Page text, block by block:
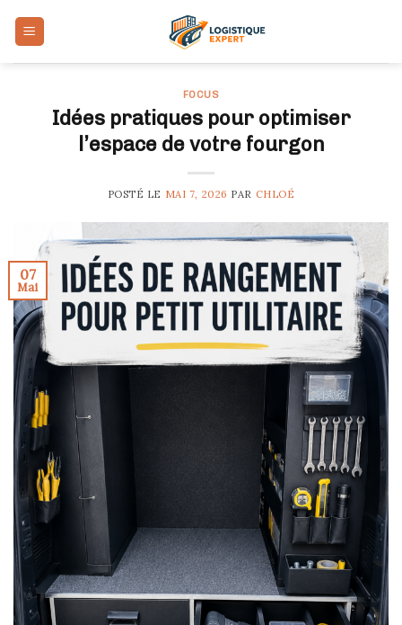
FOCUS
Idées pratiques pour optimiser
l’espace de votre fourgon
POSTÉ LE MAI 7, 2026 PAR CHLOÉ
07
Mai